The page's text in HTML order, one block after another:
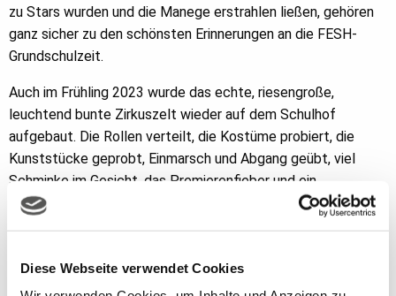
Diese Webseite verwendet Cookies
zu Stars wurden und die Manege erstrahlen ließen, gehören
ganz sicher zu den schönsten Erinnerungen an die FESH-
Grundschulzeit.
Auch im Frühling 2023 wurde das echte, riesengroße,
leuchtend bunte Zirkuszelt wieder auf dem Schulhof
aufgebaut. Die Rollen verteilt, die Kostüme probiert, die
Kunststücke geprobt, Einmarsch und Abgang geübt, viel
Schminke im Gesicht, das Premierenfieber und ein
aufgeregtes Kribbeln im Bauch gespürt - und dann hieß es
Die Schülerinnen und Schüler begeisterten ihr Publikum mit